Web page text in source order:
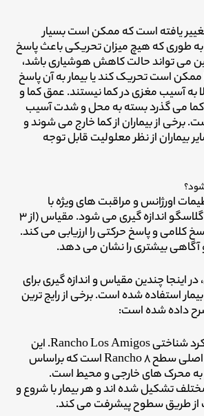
یافته است که ممکن است بسیار
طوری که هیچ میزان تحریکی باعث پاسخ
می تواند حالت کاهش هوشیاری باشد،
ممکن است تحریک کند یا بیمار به آن پاسخ
به آسیب مغزی در کما نیستند. عمق کما و
کما می گذرد بسته به محل و شدت آسیب
برخی از بیماران از کما خارج می شوند و
بیماران از نظر معلولیت قابل توجه
اورژانس و مراقبت های ویژه با
استفاده از مقیاس کما گلاسگو اندازه گیری می شود. مقیاس (از ۳
کلامی و پاسخ حرکتی را ارزیابی می کند.
و آگاهی بیشتری را نشان می دهد.
اینجا چندین مقیاس و اندازه گیری برای
استفاده شده است. برخی از رایج ترین
داده شده است:
• مقیاس ۱۰ سطح عملکرد شناختی Rancho Los Amigos. این
یک بازنگری در مقیاس اصلی سطح Rancho ۸ است که براساس
محرک های خارجی و محیط است.
۱۰ سطح مختلف تشکیل شده اند و هر بیمار با شروع و
از طریق سطوح پیشرفت می کند.